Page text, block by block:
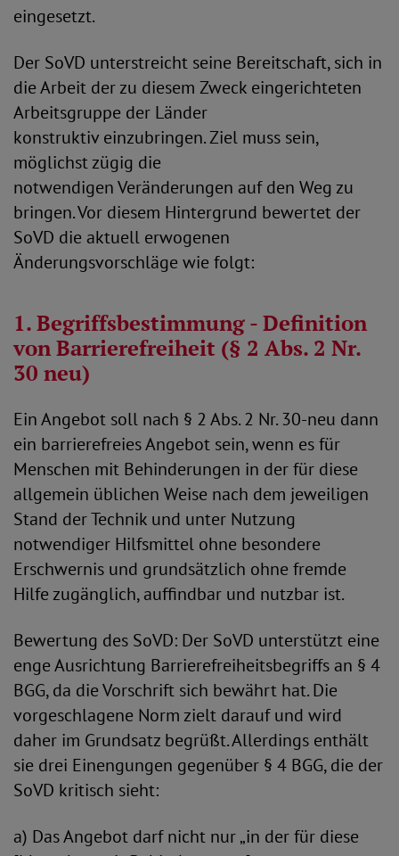
eingesetzt.
Der SoVD unterstreicht seine Bereitschaft, sich in
die Arbeit der zu diesem Zweck eingerichteten
Arbeitsgruppe der Länder
konstruktiv einzubringen. Ziel muss sein,
möglichst zügig die
notwendigen Veränderungen auf den Weg zu
bringen. Vor diesem Hintergrund bewertet der
SoVD die aktuell erwogenen
Änderungsvorschläge wie folgt:
1. Begriffsbestimmung - Definition
von Barrierefreiheit (§ 2 Abs. 2 Nr.
30 neu)
Ein Angebot soll nach § 2 Abs. 2 Nr. 30-neu dann
ein barrierefreies Angebot sein, wenn es für
Menschen mit Behinderungen in der für diese
allgemein üblichen Weise nach dem jeweiligen
Stand der Technik und unter Nutzung
notwendiger Hilfsmittel ohne besondere
Erschwernis und grundsätzlich ohne fremde
Hilfe zugänglich, auffindbar und nutzbar ist.
Bewertung des SoVD: Der SoVD unterstützt eine
enge Ausrichtung Barrierefreiheitsbegriffs an § 4
BGG, da die Vorschrift sich bewährt hat. Die
vorgeschlagene Norm zielt darauf und wird
daher im Grundsatz begrüßt. Allerdings enthält
sie drei Einengungen gegenüber § 4 BGG, die der
SoVD kritisch sieht:
a) Das Angebot darf nicht nur „in der für diese